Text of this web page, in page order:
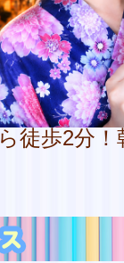
朝9：00